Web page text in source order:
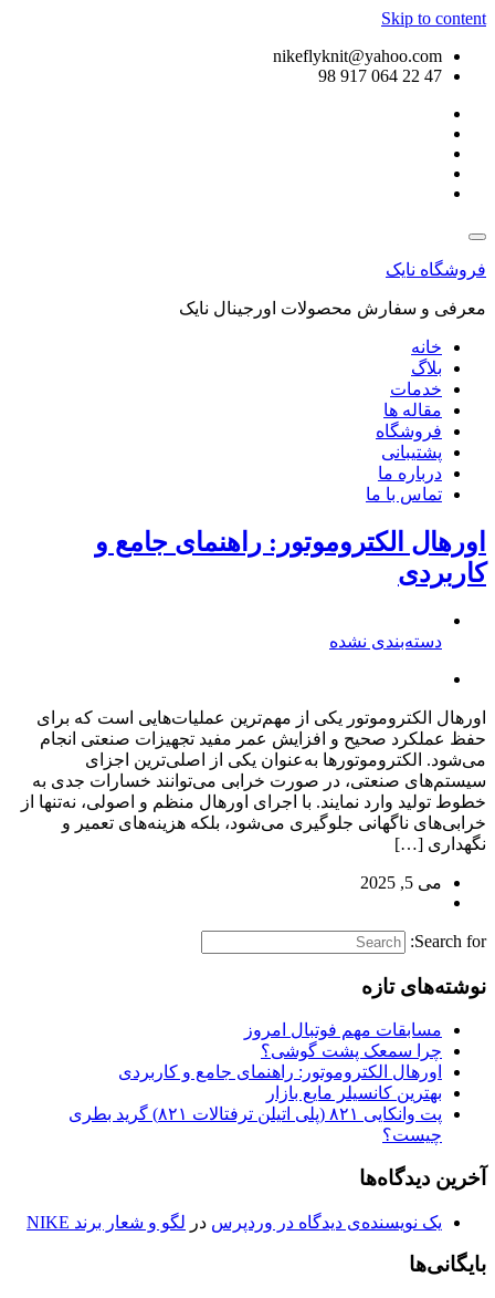
Skip to content
nikeflyknit@yahoo.com
47 22 064 917 98
فروشگاه نایک
معرفی و سفارش محصولات اورجینال نایک
خانه
بلاگ
خدمات
مقاله ها
فروشگاه
پشتیبانی
درباره ما
تماس با ما
اورهال الکتروموتور: راهنمای جامع و
کاربردی
دسته‌بندی نشده
اورهال الکتروموتور یکی از مهم‌ترین عملیات‌هایی است که برای
حفظ عملکرد صحیح و افزایش عمر مفید تجهیزات صنعتی انجام
می‌شود. الکتروموتورها به‌عنوان یکی از اصلی‌ترین اجزای
سیستم‌های صنعتی، در صورت خرابی می‌توانند خسارات جدی به
خطوط تولید وارد نمایند. با اجرای اورهال منظم و اصولی، نه‌تنها از
خرابی‌های ناگهانی جلوگیری می‌شود، بلکه هزینه‌های تعمیر و
نگهداری […]
می 5, 2025
Search for:
نوشته‌های تازه
مسابقات مهم فوتبال امروز
چرا سمعک پشت گوشی؟
اورهال الکتروموتور: راهنمای جامع و کاربردی
بهترین کانسیلر مایع بازار
پت وانکایی ۸۲۱ (پلی اتیلن ترفتالات ۸۲۱) گرید بطری
چیست؟
آخرین دیدگاه‌ها
یک نویسنده‌ی دیدگاه در وردپرس در لگو و شعار برند NIKE
بایگانی‌ها